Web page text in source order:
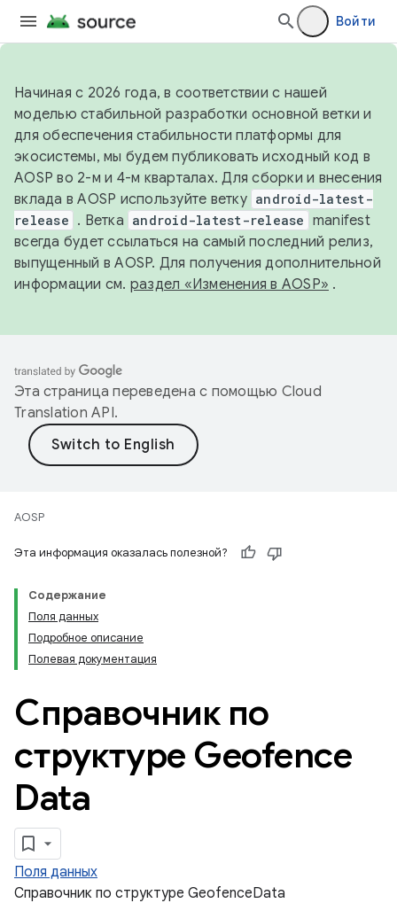
Войти
Начиная с 2026 года, в соответствии с нашей
моделью стабильной разработки основной ветки и
для обеспечения стабильности платформы для
экосистемы, мы будем публиковать исходный код в
AOSP во 2-м и 4-м кварталах. Для сборки и внесения
вклада в AOSP используйте ветку android-latest-
release . Ветка android-latest-release manifest
всегда будет ссылаться на самый последний релиз,
выпущенный в AOSP. Для получения дополнительной
информации см. раздел «Изменения в AOSP» .
Эта страница переведена с помощью Cloud
Translation API.
AOSP
Эта информация оказалась полезной?
Содержание
Поля данных
Подробное описание
Полевая документация
Справочник по
структуре Geofence
Data
Поля данных
Справочник по структуре GeofenceData